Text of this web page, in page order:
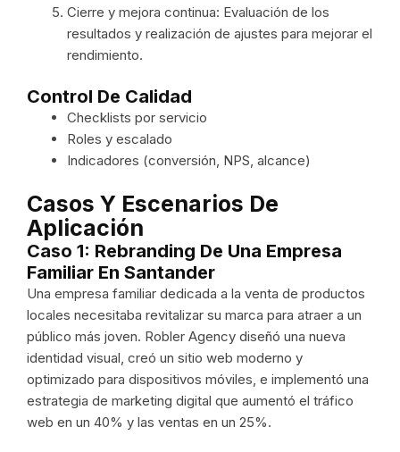
Cierre y mejora continua: Evaluación de los
resultados y realización de ajustes para mejorar el
rendimiento.
Control De Calidad
Checklists por servicio
Roles y escalado
Indicadores (conversión, NPS, alcance)
Casos Y Escenarios De
Aplicación
Caso 1: Rebranding De Una Empresa
Familiar En Santander
Una empresa familiar dedicada a la venta de productos
locales necesitaba revitalizar su marca para atraer a un
público más joven. Robler Agency diseñó una nueva
identidad visual, creó un sitio web moderno y
optimizado para dispositivos móviles, e implementó una
estrategia de marketing digital que aumentó el tráfico
web en un 40% y las ventas en un 25%.